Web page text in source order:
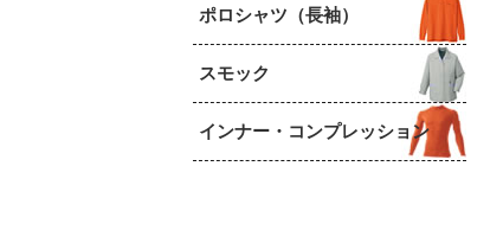
ポロシャツ（長袖）
スモック
インナー・コンプレッション